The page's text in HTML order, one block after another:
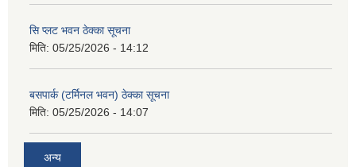
सि प्लट भवन ठेक्का सूचना
मिति: 05/25/2026 - 14:12
बसपार्क (टर्मिनल भवन) ठेक्का सूचना
मिति: 05/25/2026 - 14:07
अन्य